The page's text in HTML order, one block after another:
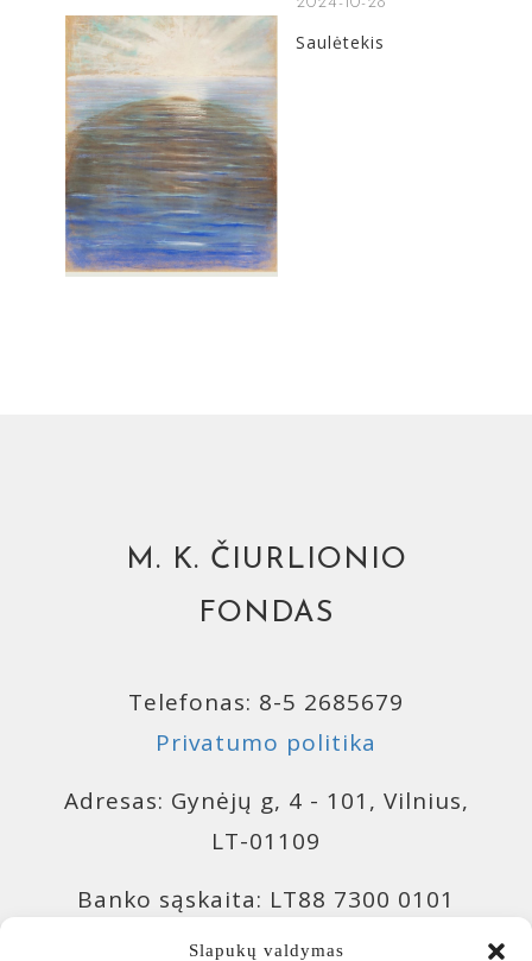
Slapukų valdymas
Saulėtekis
M. K. ČIURLIONIO
FONDAS
Telefonas: 8-5 2685679
Privatumo politika
Adresas: Gynėjų g, 4 - 101, Vilnius,
LT-01109
Banko sąskaita: LT88 7300 0101
9943 0957, Swedbank 73000